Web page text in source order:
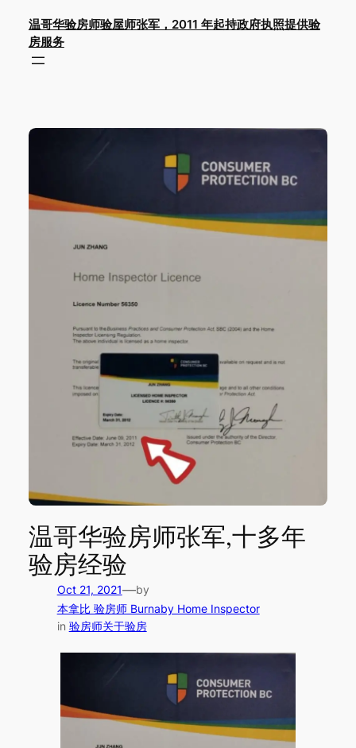
content
温哥华验房师验屋师张军，2011 年起持政府执照提供验
房服务
温哥华验房师张军,十多年
验房经验
Oct 21, 2021—by
本拿比 验房师 Burnaby Home Inspector
in 验房师关于验房